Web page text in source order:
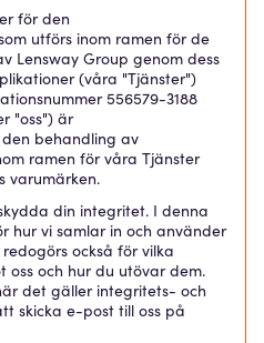
för den
utförs inom ramen för de
Lensway Group genom dess
(våra "Tjänster")
556579-3188
"oss") är
behandling av
ramen för våra Tjänster
varumärken.
din integritet. I denna
hur vi samlar in och använder
också för vilka
och hur du utövar dem.
det gäller integritets- och
skicka e-post till oss på